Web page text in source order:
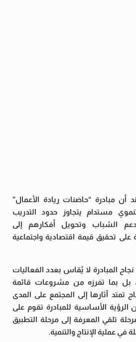
مبادرة “حاضنات ريادة الأعمال”
مستدام يتجاوز حدود التدريب
الشباب وتحويل أفكارهم إلى
على تحقيق قيمة اقتصادية واجتماعية
المبادرة لا يُقاس بعدد الفعاليات
بل بما تفرزه من مشروعات قائمة
آثارها إلى المجتمع على المدى
الأساسية للمبادرة تقوم على
تلقي المعرفة إلى مرحلة التطبيق
في عملية الإنتاج والتنمية.